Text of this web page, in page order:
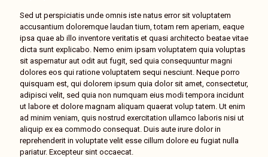
Sed ut perspiciatis unde omnis iste natus error sit voluptatem
accusantium doloremque laudan tium, totam rem aperiam, eaque
ipsa quae ab illo inventore veritatis et quasi architecto beatae vitae
dicta sunt explicabo. Nemo enim ipsam voluptatem quia voluptas
sit aspernatur aut odit aut fugit, sed quia consequuntur magni
dolores eos qui ratione voluptatem sequi nesciunt. Neque porro
quisquam est, qui dolorem ipsum quia dolor sit amet, consectetur,
adipisci velit, sed quia non numquam eius modi tempora incidunt
ut labore et dolore magnam aliquam quaerat volup tatem. Ut enim
ad minim veniam, quis nostrud exercitation ullamco laboris nisi ut
aliquip ex ea commodo consequat. Duis aute irure dolor in
reprehenderit in voluptate velit esse cillum dolore eu fugiat nulla
pariatur. Excepteur sint occaecat.